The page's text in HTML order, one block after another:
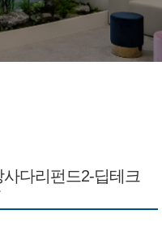
사다리펀드2-딥테크